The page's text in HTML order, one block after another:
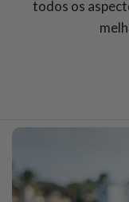
todos os